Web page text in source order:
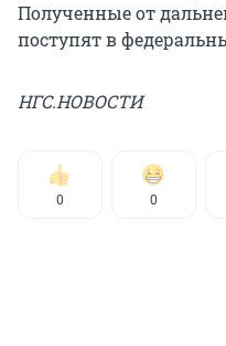
Полученные от
поступят в
НГС.НОВОСТИ
0 0